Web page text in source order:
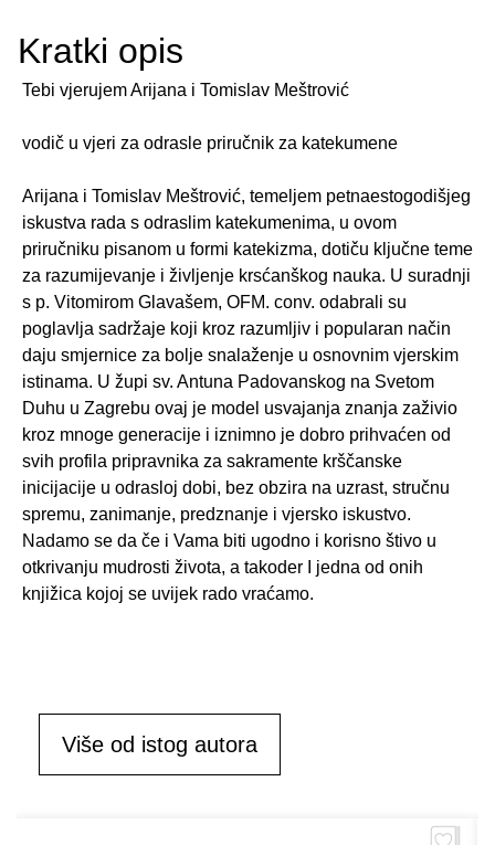
Kratki opis
Tebi vjerujem Arijana i Tomislav Meštrović
vodič u vjeri za odrasle priručnik za katekumene
Arijana i Tomislav Meštrović, temeljem petnaestogodišjeg
iskustva rada s odraslim katekumenima, u ovom
priručniku pisanom u formi katekizma, dotiču ključne teme
za razumijevanje i življenje krsćanškog nauka. U suradnji
s p. Vitomirom Glavašem, OFM. conv. odabrali su
poglavlja sadržaje koji kroz razumljiv i popularan način
daju smjernice za bolje snalaženje u osnovnim vjerskim
istinama. U župi sv. Antuna Padovanskog na Svetom
Duhu u Zagrebu ovaj je model usvajanja znanja zaživio
kroz mnoge generacije i iznimno je dobro prihvaćen od
svih profila pripravnika za sakramente krščanske
inicijacije u odrasloj dobi, bez obzira na uzrast, stručnu
spremu, zanimanje, predznanje i vjersko iskustvo.
Nadamo se da če i Vama biti ugodno i korisno štivo u
otkrivanju mudrosti života, a takoder I jedna od onih
knjižica kojoj se uvijek rado vraćamo.
Više od istog autora